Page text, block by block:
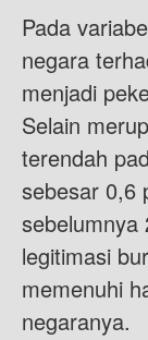
Pada
negara
menjadi
Selain
terendah
sebesar 0,6
sebelumnya
legitimasi
memenuhi
negaranya.